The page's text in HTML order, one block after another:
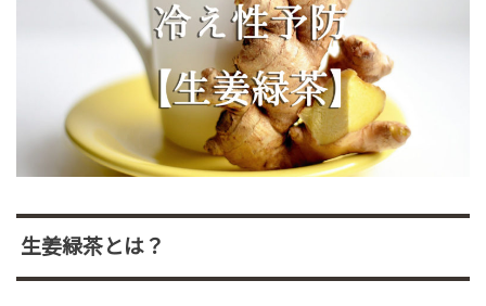
生姜緑茶とは？